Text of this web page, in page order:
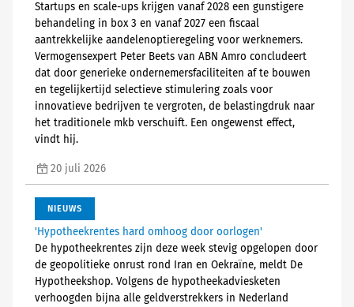
Startups en scale-ups krijgen vanaf 2028 een gunstigere
behandeling in box 3 en vanaf 2027 een fiscaal
aantrekkelijke aandelenoptieregeling voor werknemers.
Vermogensexpert Peter Beets van ABN Amro concludeert
dat door generieke ondernemersfaciliteiten af te bouwen
en tegelijkertijd selectieve stimulering zoals voor
innovatieve bedrijven te vergroten, de belastingdruk naar
het traditionele mkb verschuift. Een ongewenst effect,
vindt hij.
20 juli 2026
NIEUWS
'Hypotheekrentes hard omhoog door oorlogen'
De hypotheekrentes zijn deze week stevig opgelopen door
de geopolitieke onrust rond Iran en Oekraïne, meldt De
Hypotheekshop. Volgens de hypotheekadviesketen
verhoogden bijna alle geldverstrekkers in Nederland